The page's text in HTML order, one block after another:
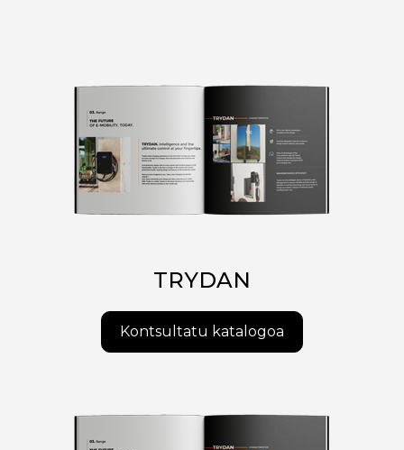
TRYDAN
Kontsultatu katalogoa